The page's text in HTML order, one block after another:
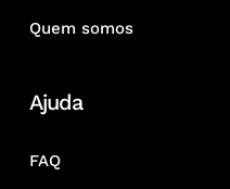
Quem somos
Ajuda
FAQ